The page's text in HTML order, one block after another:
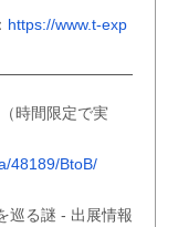
https://www.t-exp
時間限定で実
48189/BtoB/
巡る謎 - 出展情報